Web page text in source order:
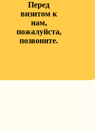
Перед
визитом к
нам,
пожалуйста,
позвоните.